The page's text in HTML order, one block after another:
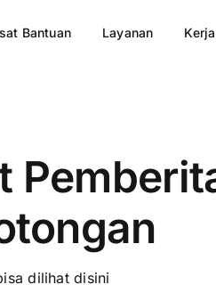
Bantuan Layanan
dilihatdisini